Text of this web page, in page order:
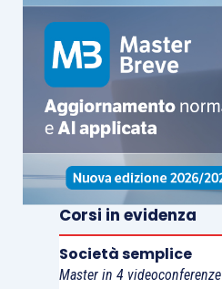
Corsi in evidenza
Società semplice
Master in 4